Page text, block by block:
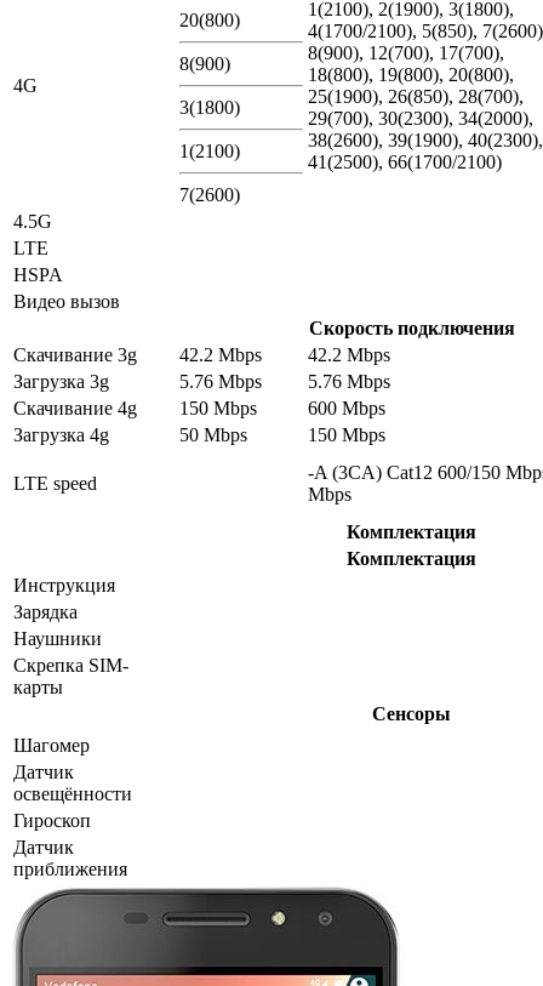
4G
20(800)
8(900)
3(1800)
1(2100)
7(2600)
1(2100), 2(1900), 3(1800),
4(1700/2100), 5(850),
8(900), 12(700), 17(700),
18(800), 19(800), 20(800),
25(1900), 26(850), 28(700),
29(700), 30(2300), 34(2000),
38(2600), 39(1900), 40(2300),
41(2500), 66(1700/2100)
4.5G
LTE
HSPA
Видео вызов
Скорость подключения
Скачивание 3g
42.2 Mbps
42.2 Mbps
Загрузка 3g
5.76 Mbps
5.76 Mbps
Скачивание 4g
150 Mbps
600 Mbps
Загрузка 4g
50 Mbps 150 Mbps
LTE speed
-A (3CA) Cat12 600/150
Mbps
Комплектация
Комплектация
Инструкция
Зарядка
Наушники
Скрепка SIM-
карты
Сенсоры
Шагомер
Датчик
освещённости
Гироскоп
Датчик
приближения